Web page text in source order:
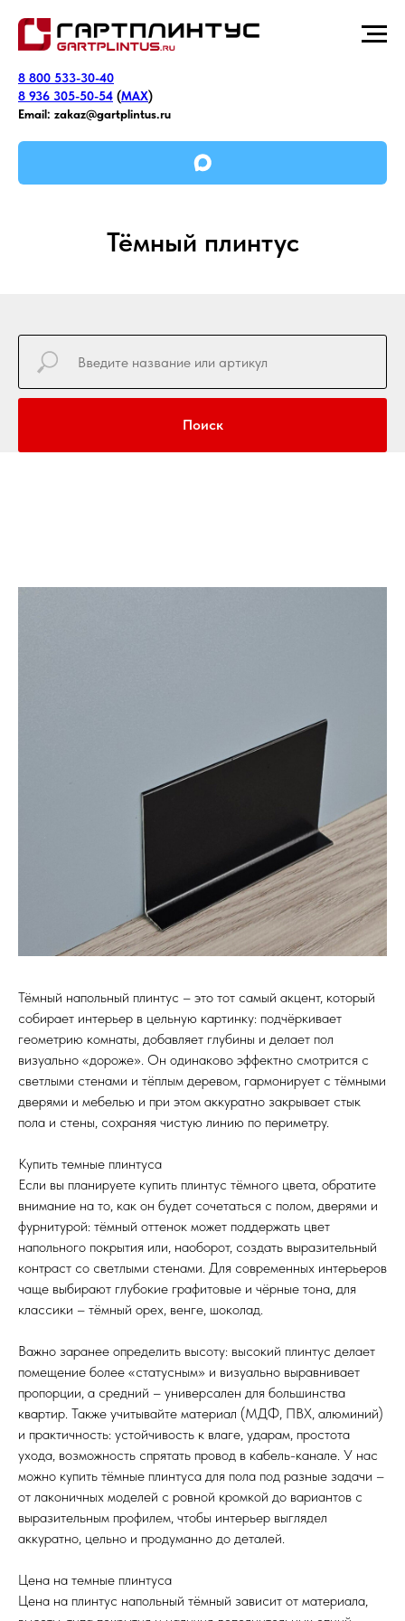
8 800 533-30-40
8 936 305-50-54 (MAX)
Email: zakaz@gartplintus.ru
Тёмный плинтус
Поиск
Тёмный напольный плинтус – это тот самый акцент, который
собирает интерьер в цельную картинку: подчёркивает
геометрию комнаты, добавляет глубины и делает пол
визуально «дороже». Он одинаково эффектно смотрится с
светлыми стенами и тёплым деревом, гармонирует с тёмными
дверями и мебелью и при этом аккуратно закрывает стык
пола и стены, сохраняя чистую линию по периметру.
Купить темные плинтуса
Если вы планируете купить плинтус тёмного цвета, обратите
внимание на то, как он будет сочетаться с полом, дверями и
фурнитурой: тёмный оттенок может поддержать цвет
напольного покрытия или, наоборот, создать выразительный
контраст со светлыми стенами. Для современных интерьеров
чаще выбирают глубокие графитовые и чёрные тона, для
классики – тёмный орех, венге, шоколад.
Важно заранее определить высоту: высокий плинтус делает
помещение более «статусным» и визуально выравнивает
пропорции, а средний – универсален для большинства
квартир. Также учитывайте материал (МДФ, ПВХ, алюминий)
и практичность: устойчивость к влаге, ударам, простота
ухода, возможность спрятать провод в кабель-канале. У нас
можно купить тёмные плинтуса для пола под разные задачи –
от лаконичных моделей с ровной кромкой до вариантов с
выразительным профилем, чтобы интерьер выглядел
аккуратно, цельно и продуманно до деталей.
Цена на темные плинтуса
Цена на плинтус напольный тёмный зависит от материала,